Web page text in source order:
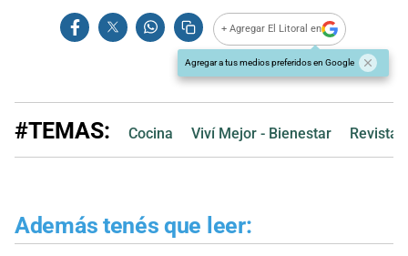
+ Agregar El Litoral en
Agregar a tus medios preferidos en Google
#TEMAS: Cocina Viví Mejor - Bienestar Revista
Además tenés que leer: